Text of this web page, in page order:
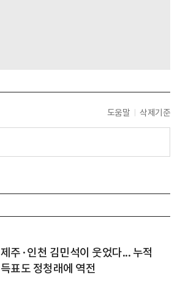
도움말 삭제기준
제주·인천 김민석이 웃었다... 누적
득표도 정청래에 역전